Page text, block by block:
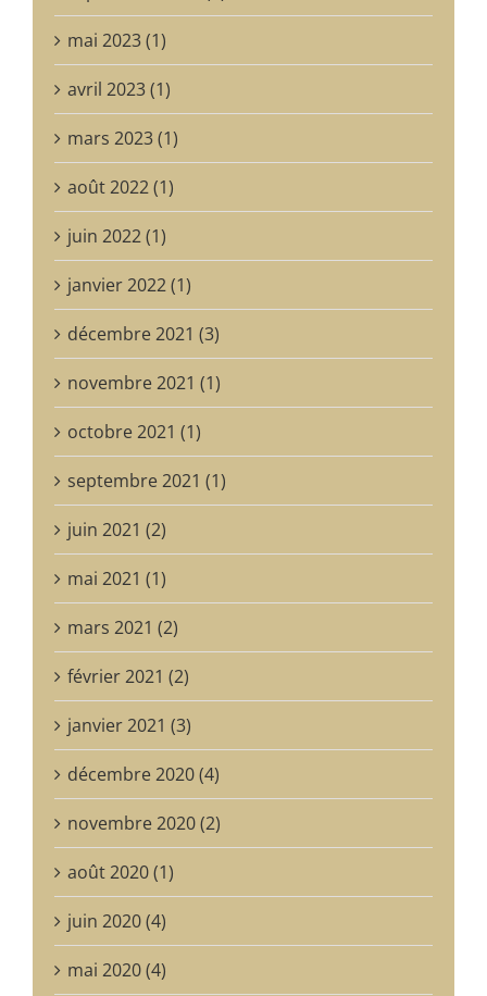
mai 2023 (1)
avril 2023 (1)
mars 2023 (1)
août 2022 (1)
juin 2022 (1)
janvier 2022 (1)
décembre 2021 (3)
novembre 2021 (1)
octobre 2021 (1)
septembre 2021 (1)
juin 2021 (2)
mai 2021 (1)
mars 2021 (2)
février 2021 (2)
janvier 2021 (3)
décembre 2020 (4)
novembre 2020 (2)
août 2020 (1)
juin 2020 (4)
mai 2020 (4)